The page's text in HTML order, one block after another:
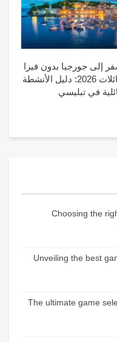
إلى جورجيا بدون فيزا
للعائلات 2026: دليل الأنشطة
في تبليسي
Choosing the
Unveiling the best
The ultimate game